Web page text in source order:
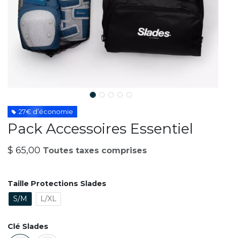
27€ d’économie
Pack Accessoires Essentiel
$ 65,00 Toutes taxes comprises
Taille Protections Slades
S/M
L/XL
Clé Slades